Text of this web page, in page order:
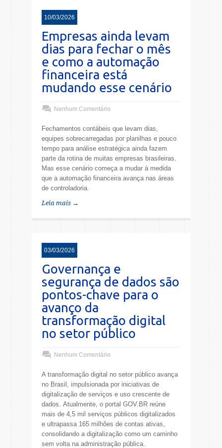
10/03/2026
Empresas ainda levam
dias para fechar o mês
e como a automação
financeira está
mudando esse cenário
Nenhum Comentário
Fechamentos contábeis que levam dias,
equipes sobrecarregadas por planilhas e pouco
tempo para análise estratégica ainda fazem
parte da rotina de muitas empresas brasileiras.
Mas esse cenário começa a mudar à medida
que a automação financeira avança nas áreas
de controladoria.
Leia mais →
03/03/2026
Governança e
segurança de dados são
pontos-chave para o
avanço da
transformação digital
no setor público
Nenhum Comentário
A transformação digital no setor público avança
no Brasil, impulsionada por iniciativas de
digitalização de serviços e uso crescente de
dados. Atualmente, o portal GOV.BR reúne
mais de 4,5 mil serviços públicos digitalizados
e ultrapassa 165 milhões de contas ativas,
consolidando a digitalização como um caminho
sem volta na administração pública.